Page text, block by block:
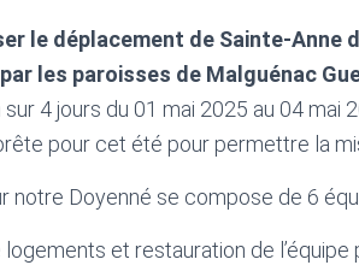
le déplacement de Sainte-Anne
les paroisses de Malguénac
4 jours du 01 mai 2025 au 04 mai
pour cet été pour permettre la
notre Doyenné se compose de 6
logements et restauration de